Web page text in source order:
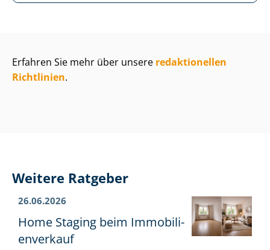
Erfahren Sie mehr über unsere redaktionellen
Richtlinien.
Weitere Ratgeber
26.06.2026
Home Staging beim Im­mo­bi­li­
en­ver­kauf